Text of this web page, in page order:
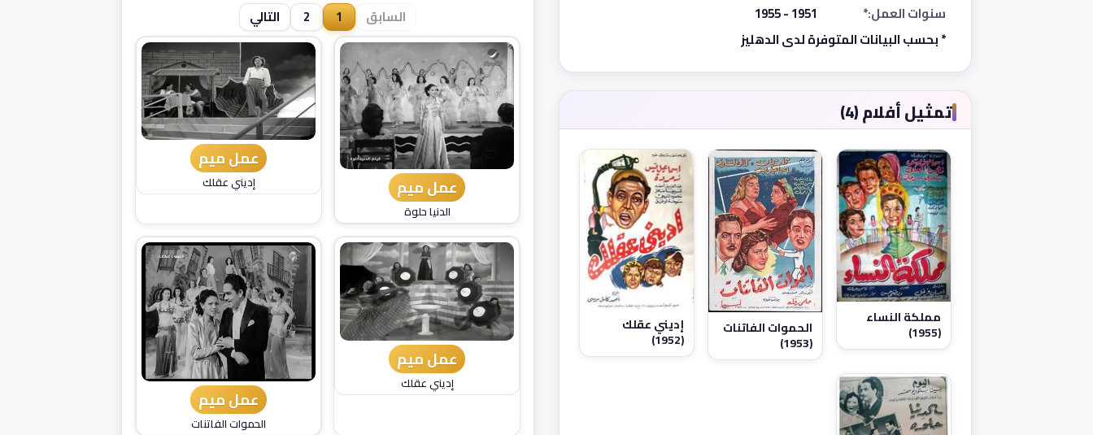
سنوات العمل:*
1951 - 1955
* بحسب البيانات المتوفرة لدى الدهليز
تمثيل أفلام (4)
مملكة النساء
(1955) الحموات الفاتنات
(1953)
إديني عقلك
(1952)
السابق 1
2 التالي
عمل ميم
الدنيا حلوة
عمل ميم
إديني عقلك
عمل ميم
إديني عقلك
عمل ميم
الحموات الفاتنات